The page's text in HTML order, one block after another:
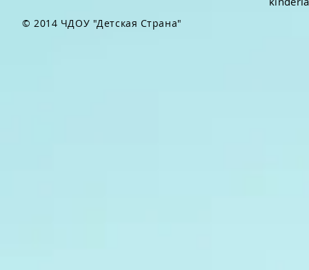
© 2014 ЧДОУ "Детская Страна"